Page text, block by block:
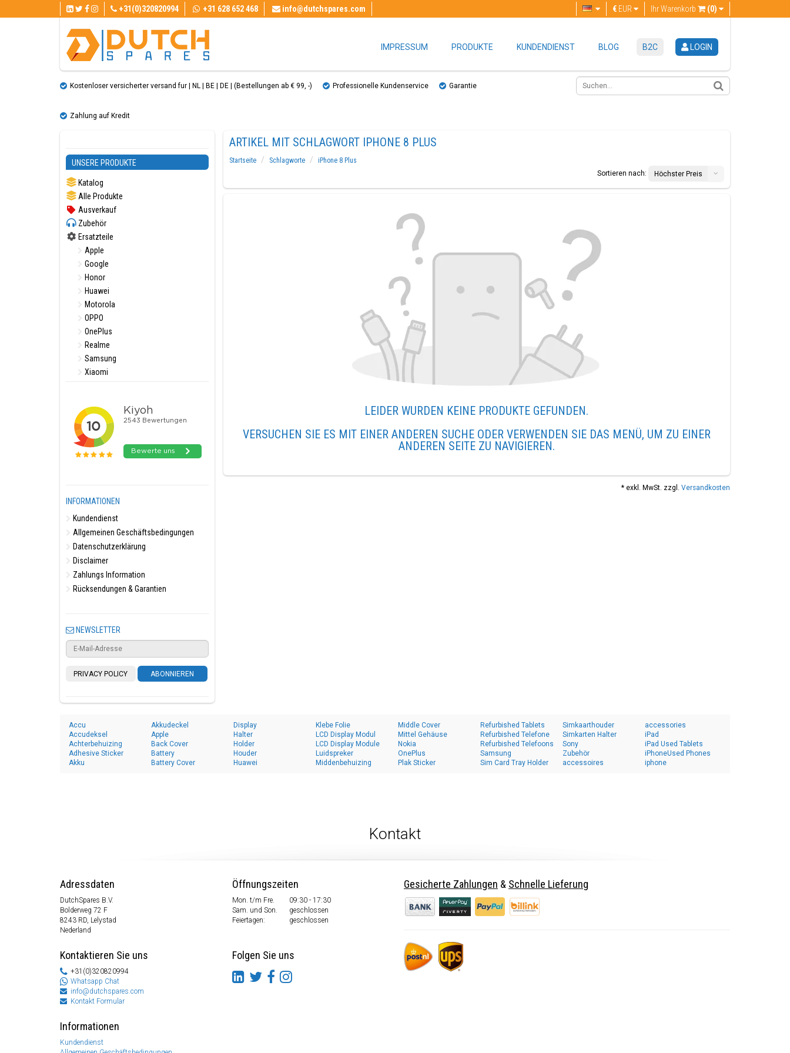
+31(0)320820994 +31 628 652 468 info@dutchspares.com Ihr Warenkorb (0)
€ EUR
IMPRESSUM PRODUKTE KUNDENDIENST BLOG B2C LOGIN
Kostenloser versicherter versand fur | NL | BE | DE | (Bestellungen ab € 99, ​​-) Professionelle Kundenservice Garantie
Zahlung auf Kredit
UNSERE PRODUKTE
Katalog
Alle Produkte
Ausverkauf
Zubehör
Ersatzteile
Apple
Google
Honor
Huawei
Motorola
OPPO
OnePlus
Realme
Samsung
Xiaomi
INFORMATIONEN
Kundendienst
Allgemeinen Geschäftsbedingungen
Datenschutzerklärung
Disclaimer
Zahlungs Information
Rücksendungen & Garantien
NEWSLETTER
PRIVACY POLICY ABONNIEREN
ARTIKEL MIT SCHLAGWORT IPHONE 8 PLUS
Startseite Schlagworte
iPhone 8 Plus
Sortieren nach:
Höchster Preis
LEIDER WURDEN KEINE PRODUKTE GEFUNDEN.
VERSUCHEN SIE ES MIT EINER ANDEREN SUCHE ODER VERWENDEN SIE DAS MENÜ, UM ZU EINER
ANDEREN SEITE ZU NAVIGIEREN.
* exkl. MwSt. zzgl. Versandkosten
Accu
Accudeksel
Achterbehuizing
Adhesive Sticker
Akku
Akkudeckel
Apple
Back Cover
Battery
Battery Cover
Display
Halter
Holder
Houder
Huawei
Klebe Folie
LCD Display Modul
LCD Display Module
Luidspreker
Middenbehuizing
Middle Cover
Mittel Gehäuse
Nokia
OnePlus
Plak Sticker
Refurbished Tablets
Refurbished Telefone
Refurbished Telefoons
Samsung
Sim Card Tray Holder
Simkaarthouder
Simkarten Halter
Sony
Zubehör
accessoires
accessories
iPad
iPad Used Tablets
iPhoneUsed Phones
iphone
Kontakt
Adressdaten
DutchSpares B.V.
Bolderweg 72 F
8243 RD, Lelystad
Nederland
Kontaktieren Sie uns
+31(0)320820994
Whatsapp Chat
info@dutchspares.com
Kontakt Formular
Informationen
Kundendienst
Öffnungszeiten
Mon. t/m Fre.
09:30 - 17:30
Sam. und Son.
geschlossen
Feiertagen:
geschlossen
Folgen Sie uns
Gesicherte Zahlungen & Schnelle Lieferung